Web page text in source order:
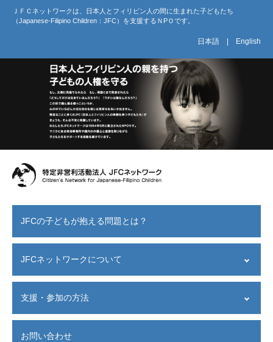
ＪＦＣネットワークは、日本人とフィリピン人の間に生まれた子どもたち
（Japanese-Filipino Children：JFC）を支援するＮPＯです。
日本語 English
JFCの子どもが抱える問題とは？
JFCネットワークについて
設立経緯
設立目的
JFCネットワークが目指すこと
支援・参加の方法
支援者の声
寄付する
お問い合わせ